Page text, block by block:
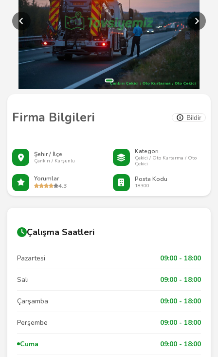
Firma Bilgileri Bildir
Şehir / İlçe
Çankırı / Kurşunlu
Kategori
Çekici / Oto Kurtarma / Oto
Çekici
Yorumlar
4.3
Posta Kodu
18300
Çalışma Saatleri
Pazartesi 09:00 - 18:00
Salı 09:00 - 18:00
Çarşamba 09:00 - 18:00
Perşembe 09:00 - 18:00
Cuma 09:00 - 18:00